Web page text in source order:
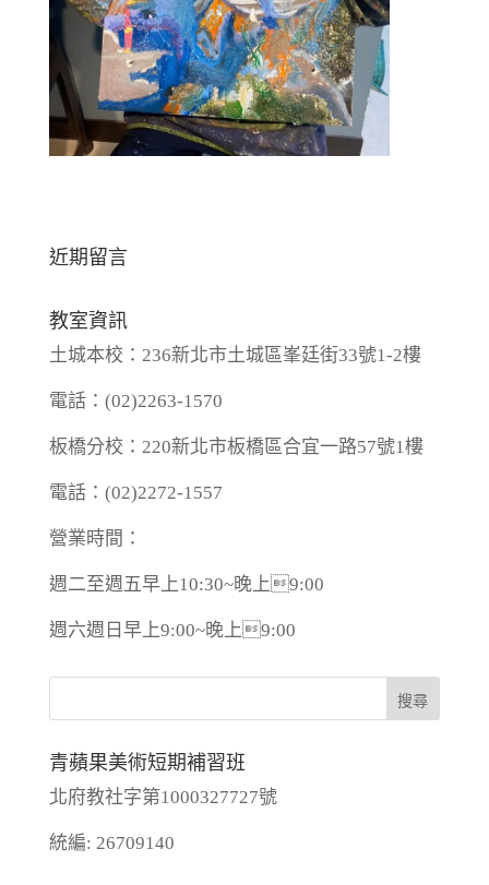
近期留言
教室資訊
土城本校：236新北市土城區峯廷街33號1-2樓
電話：(02)2263-1570
板橋分校：220新北市板橋區合宜一路57號1樓
電話：(02)2272-1557
營業時間：
週二至週五早上10:30~晚上9:00
週六週日早上9:00~晚上9:00
青蘋果美術短期補習班
北府教社字第1000327727號
統編: 26709140